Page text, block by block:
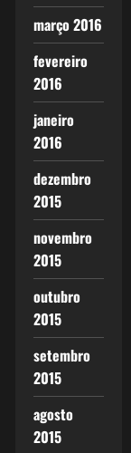
março 2016
fevereiro
2016
janeiro
2016
dezembro
2015
novembro
2015
outubro
2015
setembro
2015
agosto
2015